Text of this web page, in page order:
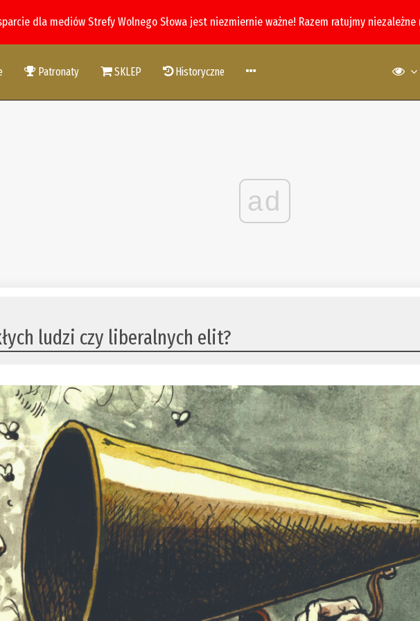
dla mediów Strefy Wolnego Słowa jest niezmiernie ważne! Razem ratujmy
Patronaty SKLEP Historyczne
ad
ludzi czy liberalnych elit?